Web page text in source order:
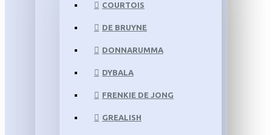
COURTOIS
DE BRUYNE
DONNARUMMA
DYBALA
FRENKIE DE JONG
GREALISH